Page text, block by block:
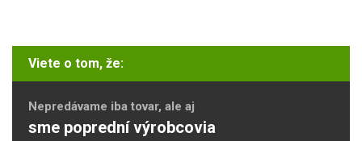
Viete o tom, že:
Nepredávame iba tovar, ale aj
sme poprední výrobcovia